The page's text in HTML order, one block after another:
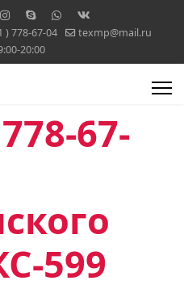
) 778-67-04
texmp@mail.ru
20:00
67-
599